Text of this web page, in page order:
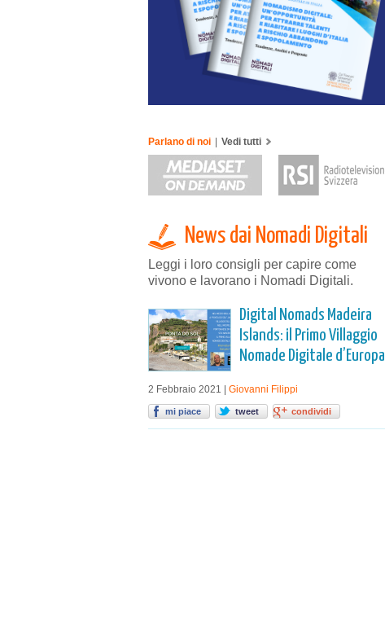
Parlano di noi | Vedi tutti
News dai Nomadi Digitali
Leggi i loro consigli per capire come
vivono e lavorano i Nomadi Digitali.
Digital Nomads Madeira
Islands: il Primo Villaggio
Nomade Digitale d’Europa
2 Febbraio 2021 | Giovanni Filippi
mi piace tweet condividi